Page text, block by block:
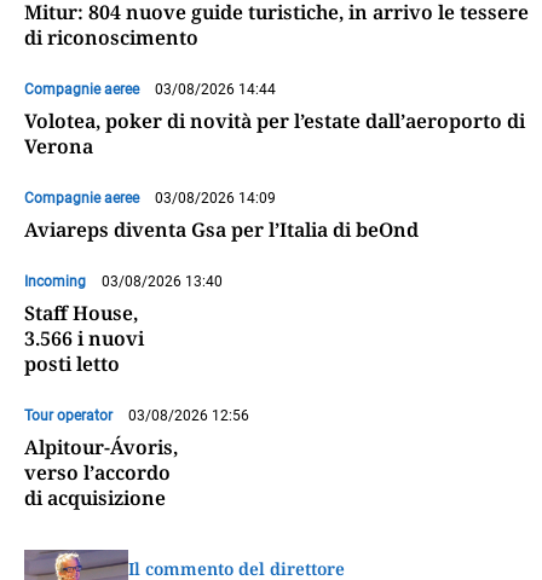
Mitur: 804 nuove guide turistiche, in arrivo le tessere
di riconoscimento
Compagnie aeree 03/08/2026 14:44
Volotea, poker di novità per l’estate dall’aeroporto di
Verona
Compagnie aeree 03/08/2026 14:09
Aviareps diventa Gsa per l’Italia di beOnd
Incoming 03/08/2026 13:40
Staff House,
3.566 i nuovi
posti letto
Tour operator 03/08/2026 12:56
Alpitour-Ávoris,
verso l’accordo
di acquisizione
Il commento del direttore